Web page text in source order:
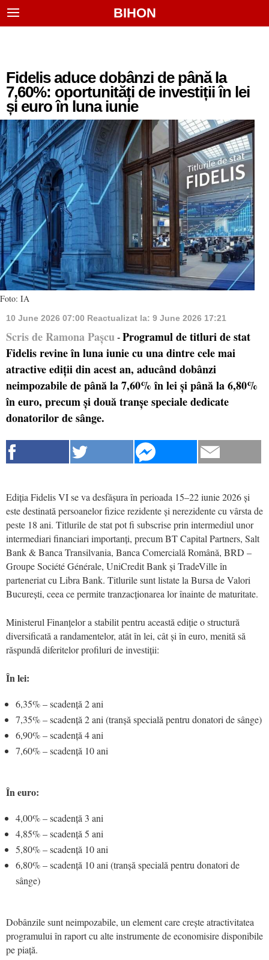
BIHON
Fidelis aduce dobânzi de până la
7,60%: oportunități de investiții în lei
și euro în luna iunie
Foto: IA
10 June 2026 07:00 Reactualizat la: 9 June 2026 17:21
Scris de Ramona Pașcu - Programul de titluri de stat
Fidelis revine în luna iunie cu una dintre cele mai
atractive ediții din acest an, aducând dobânzi
neimpozabile de până la 7,60% în lei și până la 6,80%
în euro, precum și două tranșe speciale dedicate
donatorilor de sânge.
Ediția Fidelis VI se va desfășura în perioada 15–22 iunie 2026 și
este destinată persoanelor fizice rezidente și nerezidente cu vârsta de
peste 18 ani. Titlurile de stat pot fi subscrise prin intermediul unor
intermediari financiari importanți, precum BT Capital Partners, Salt
Bank & Banca Transilvania, Banca Comercială Română, BRD –
Groupe Société Générale, UniCredit Bank și TradeVille în
parteneriat cu Libra Bank. Titlurile sunt listate la Bursa de Valori
București, ceea ce permite tranzacționarea lor înainte de maturitate.
Ministerul Finanțelor a stabilit pentru această ediție o structură
diversificată a randamentelor, atât în lei, cât și în euro, menită să
răspundă diferitelor profiluri de investiții:
În lei:
6,35% – scadență 2 ani
7,35% – scadență 2 ani (tranșă specială pentru donatori de sânge)
6,90% – scadență 4 ani
7,60% – scadență 10 ani
În euro:
4,00% – scadență 3 ani
4,85% – scadență 5 ani
5,80% – scadență 10 ani
6,80% – scadență 10 ani (tranșă specială pentru donatori de
sânge)
Dobânzile sunt neimpozabile, un element care crește atractivitatea
programului în raport cu alte instrumente de economisire disponibile
pe piață.